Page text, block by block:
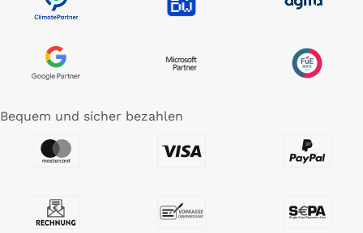
Bequem und sicher bezahlen